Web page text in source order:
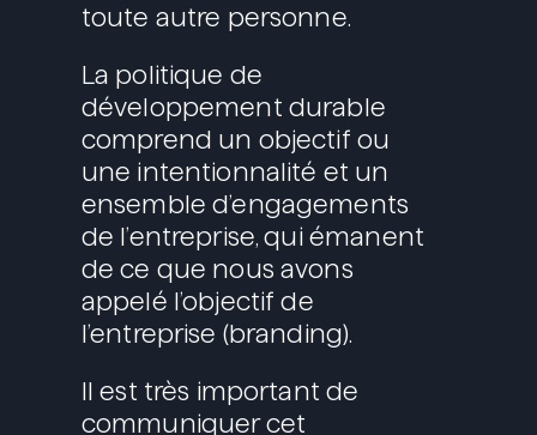
toute autre personne.
La politique de
développement durable
comprend un objectif ou
une intentionnalité et un
ensemble d’engagements
de l’entreprise, qui émanent
de ce que nous avons
appelé l’objectif de
l’entreprise (branding).
Il est très important de
communiquer cet